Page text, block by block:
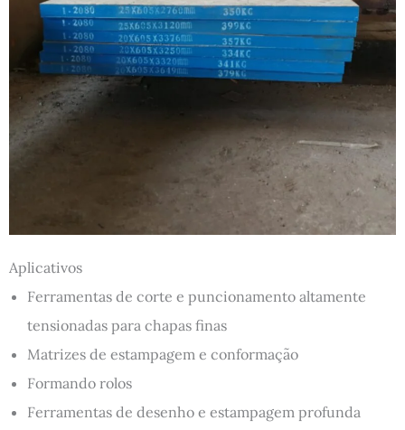
Aplicativos
Ferramentas de corte e puncionamento altamente
tensionadas para chapas finas
Matrizes de estampagem e conformação
Formando rolos
Ferramentas de desenho e estampagem profunda